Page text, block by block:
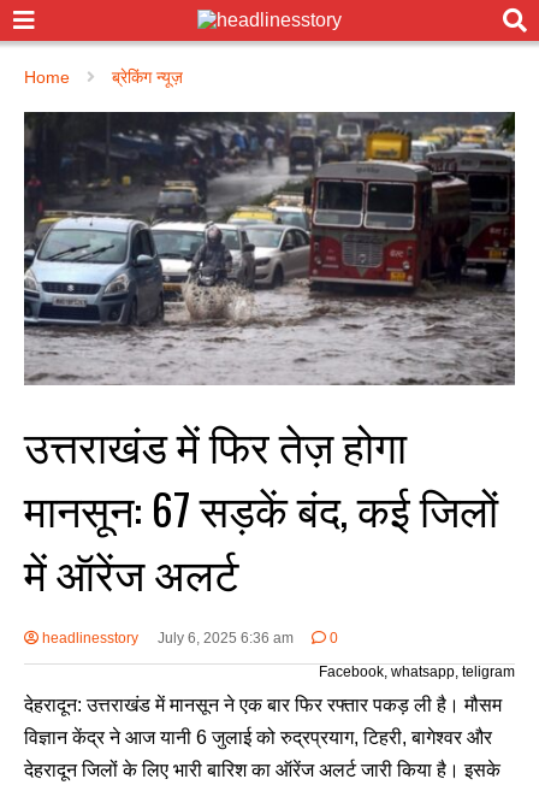
Home ब्रेकिंग न्यूज़
उत्तराखंड में फिर तेज़ होगा
मानसून: 67 सड़कें बंद, कई जिलों
में ऑरेंज अलर्ट
headlinesstory July 6, 2025 6:36 am
0
Facebook, whatsapp, teligram
देहरादून: उत्तराखंड में मानसून ने एक बार फिर रफ्तार पकड़ ली है। मौसम
विज्ञान केंद्र ने आज यानी 6 जुलाई को रुद्रप्रयाग, टिहरी, बागेश्वर और
देहरादून जिलों के लिए भारी बारिश का ऑरेंज अलर्ट जारी किया है। इसके